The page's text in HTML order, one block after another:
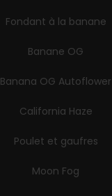
Fondant à la banane
Banane OG
Banana OG Autoflower
California Haze
Poulet et gaufres
Moon Fog